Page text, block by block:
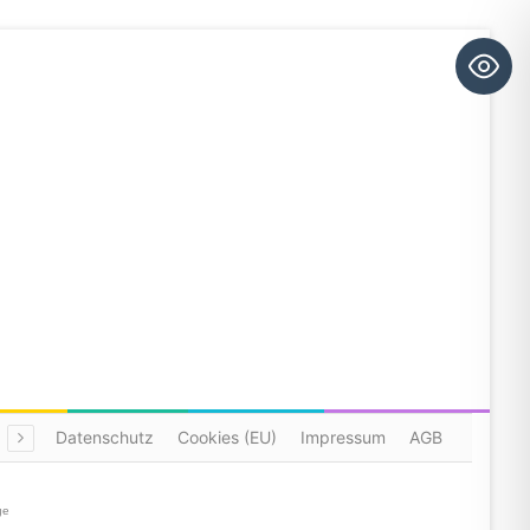
Datenschutz Cookies (EU) Impressum AGB